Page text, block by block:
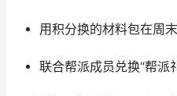
用积分换的材料包在周
联合帮派成员兑换“帮派